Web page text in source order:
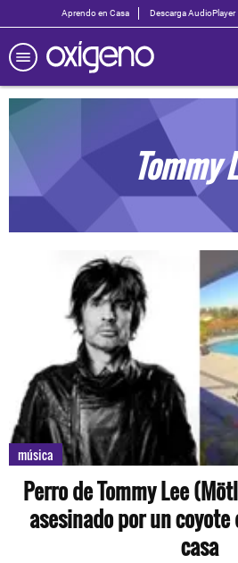
Aprendo en Casa Descarga AudioPlayer
Tommy
música
Perro de Tommy Lee
asesinado por un
casa